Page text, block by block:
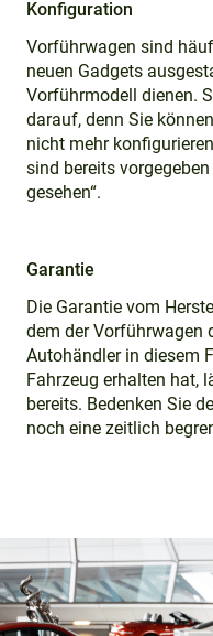
Konfiguration
Vorführwagen sind
neuen Gadgets
Vorführmodell dienen.
darauf, denn Sie
nicht mehr
sind bereits
gesehen“.
Garantie
Die Garantie vom
dem der Vorführwagen
Autohändler in diesem
Fahrzeug erhalten hat,
bereits. Bedenken Sie
noch eine zeitlich